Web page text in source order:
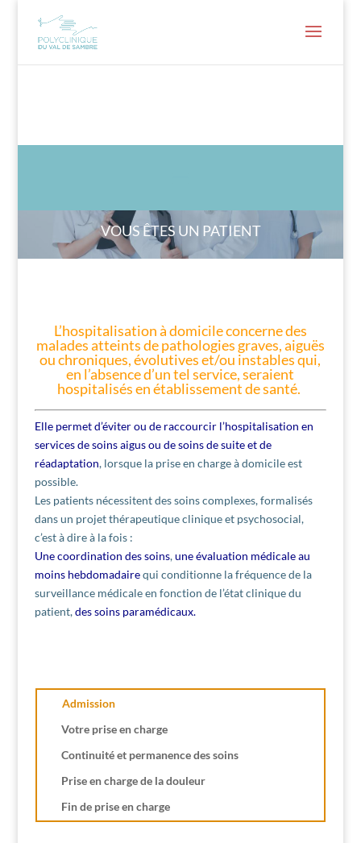
VOUS ÊTES UN PATIENT
L’hospitalisation à domicile concerne des
malades atteints de pathologies graves, aiguës
ou chroniques, évolutives et/ou instables qui,
en l’absence d’un tel service, seraient
hospitalisés en établissement de santé.
Elle permet d’éviter ou de raccourcir l’hospitalisation en
services de soins aigus ou de soins de suite et de
réadaptation, lorsque la prise en charge à domicile est
possible.
Les patients nécessitent des soins complexes, formalisés
dans un projet thérapeutique clinique et psychosocial,
c’est à dire à la fois :
Une coordination des soins,une évaluation médicale au
moins hebdomadairequi conditionne la fréquence de la
surveillance médicale en fonction de l’état clinique du
patient,des soins paramédicaux.
Admission
Votre prise en charge
Continuité et permanence des soins
Prise en charge de la douleur
Fin de prise en charge